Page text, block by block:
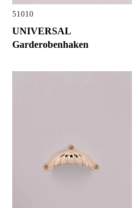
51010
UNIVERSAL
Garderobenhaken